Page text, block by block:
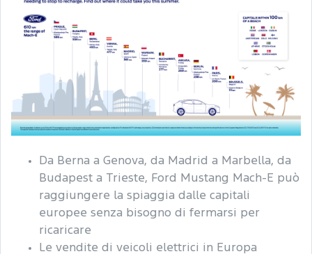
Da Berna a Genova, da Madrid a Marbella, da
Budapest a Trieste, Ford Mustang Mach-E può
raggiungere la spiaggia dalle capitali
europee senza bisogno di fermarsi per
ricaricare
Le vendite di veicoli elettrici in Europa